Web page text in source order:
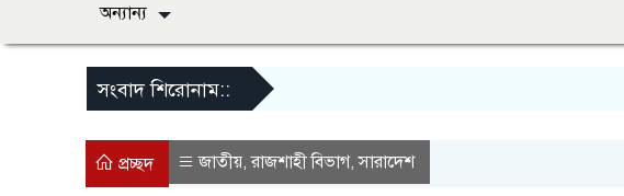
অন্যান্য
সংবাদ শিরোনাম::
প্রচ্ছদ জাতীয় ,রাজশাহী বিভাগ,সারাদেশ